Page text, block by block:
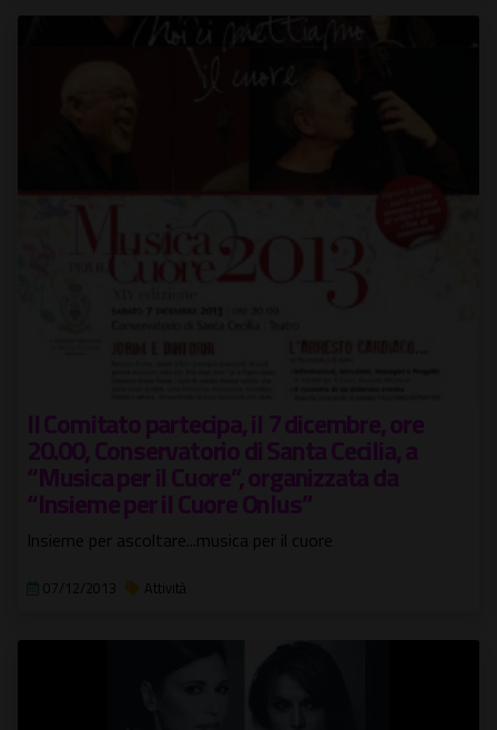
Il Comitato partecipa, il 7 dicembre, ore
20.00, Conservatorio di Santa Cecilia, a
“Musica per il Cuore”, organizzata da
“Insieme per il Cuore Onlus”
Insieme per ascoltare...musica per il cuore
07/12/2013 Attività